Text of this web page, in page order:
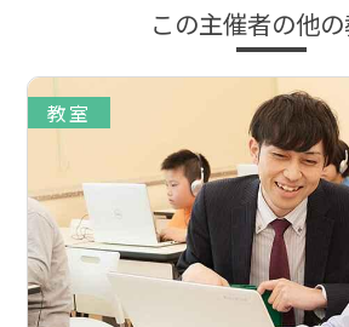
この主催者の他
教室